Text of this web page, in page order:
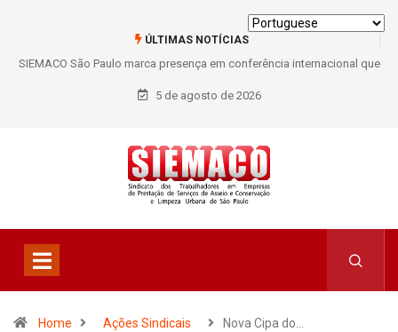
ÚLTIMAS NOTÍCIAS
SIEMACO São Paulo marca presença em conferência internacional que
debate os desafios do setor de limpeza e segurança
5 de agosto de 2026
Home Ações Sindicais Nova Cipa do…